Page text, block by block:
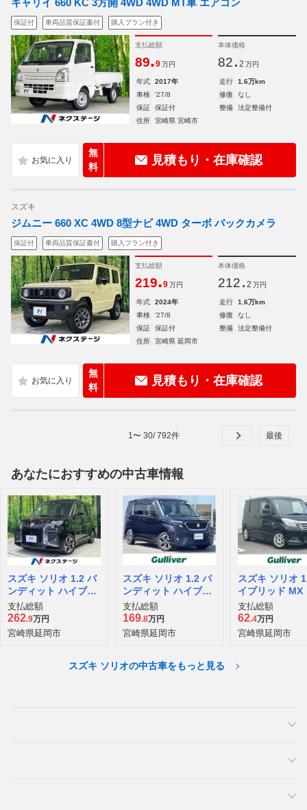
キャリイ 660 KC 3方開 4WD 4WD MT車 エアコン
保証付 車両品質保証書付 購入プラン付き
支払総額
89.9 万円
本体価格
82. 2 万円
年式 2017年 走行
1.6万km
車検
'27/8 修復
なし
保証
保証付 整備
法定整備付
住所
宮崎県 宮崎市
無
料
見積もり・在庫確認
スズキ
ジムニー 660 XC 4WD 8型ナビ 4WD ターボ バックカメラ
保証付 車両品質保証書付 購入プラン付き
支払総額
219.9 万円
本体価格
212. 2 万円
年式 2024年 走行
1.6万km
車検
'27/8 修復
なし
保証
保証付 整備
法定整備付
住所
宮崎県 延岡市
無
料
見積もり・在庫確認
1 〜 30/792件
あなたにおすすめの中古車情報
スズキ ソリオ 1.2 バ
ンディット ハイブリ
ッド MV
支払総額
262.9万円
宮崎県延岡市
スズキ ソリオ 1.2 バ
ンディット ハイブリ
ッド MV
支払総額
169.8万円
宮崎県延岡市
スズキ ソリオ
イブリッド MX
支払総額
62.4万円
宮崎県延岡市
スズキ ソリオの中古車をもっと見る